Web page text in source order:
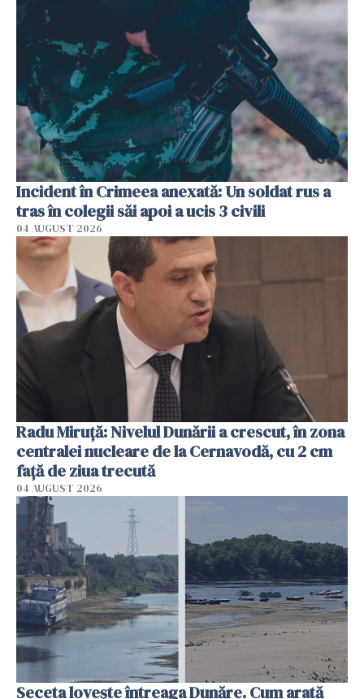
Incident în Crimeea anexată: Un soldat rus a
tras în colegii săi apoi a ucis 3 civili
04 AUGUST 2026
Radu Miruţă: Nivelul Dunării a crescut, în zona
centralei nucleare de la Cernavodă, cu 2 cm
faţă de ziua trecută
04 AUGUST 2026
Seceta lovește întreaga Dunăre. Cum arată